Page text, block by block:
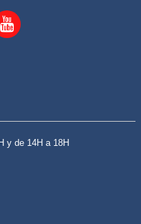
y de 14H a 18H